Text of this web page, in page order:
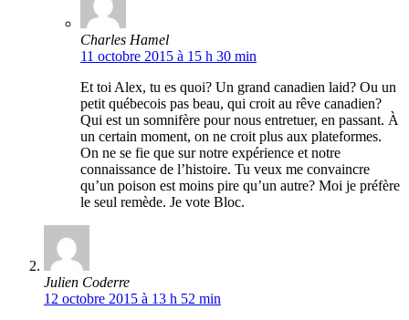
Charles Hamel
11 octobre 2015 à 15 h 30 min
Et toi Alex, tu es quoi? Un grand canadien laid? Ou un
petit québecois pas beau, qui croit au rêve canadien?
Qui est un somnifère pour nous entretuer, en passant. À
un certain moment, on ne croit plus aux plateformes.
On ne se fie que sur notre expérience et notre
connaissance de l’histoire. Tu veux me convaincre
qu’un poison est moins pire qu’un autre? Moi je préfère
le seul remède. Je vote Bloc.
Julien Coderre
12 octobre 2015 à 13 h 52 min